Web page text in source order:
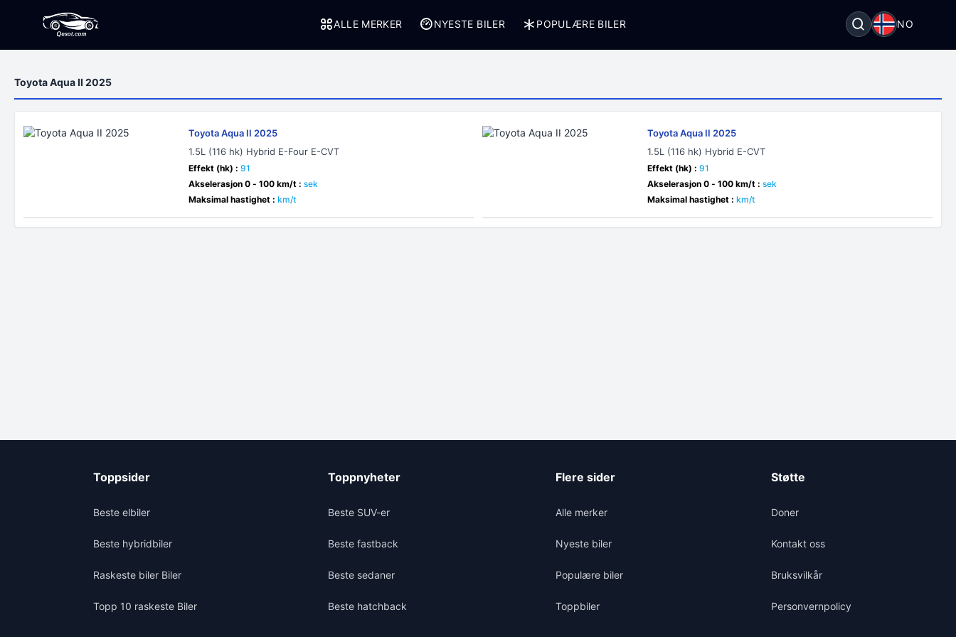
ALLE MERKER NYESTE BILER POPULÆRE BILER NO
Toyota Aqua II 2025
Toyota Aqua II 2025
1.5L (116 hk) Hybrid E-Four E-CVT
Effekt (hk) : 91
Akselerasjon 0 - 100 km/t : sek
Maksimal hastighet : km/t
Toyota Aqua II 2025
1.5L (116 hk) Hybrid E-CVT
Effekt (hk) : 91
Akselerasjon 0 - 100 km/t : sek
Maksimal hastighet : km/t
Toppsider
Beste elbiler
Beste hybridbiler
Raskeste biler Biler
Topp 10 raskeste Biler
Toppnyheter
Beste SUV-er
Beste fastback
Beste sedaner
Beste hatchback
Flere sider
Alle merker
Nyeste biler
Populære biler
Toppbiler
Støtte
Doner
Kontakt oss
Bruksvilkår
Personvernpolicy